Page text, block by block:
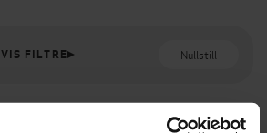
VIS FILTRE Nullstill